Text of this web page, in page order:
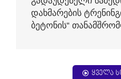
დახმარების
ბეტონის“
ყველა